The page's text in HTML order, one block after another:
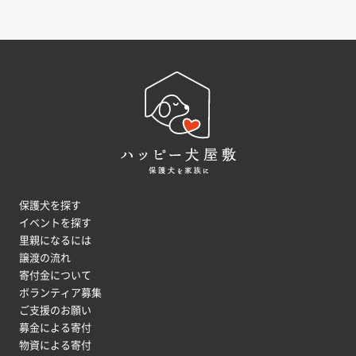
保護犬を探す
イベントを探す
里親になるには
譲渡の流れ
寄付金について
ボランティア募集
ご支援のお願い
募金による寄付
物資による寄付